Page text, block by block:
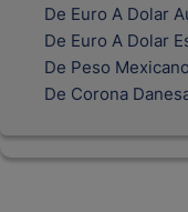
De Euro A Dolar
De Euro A Dolar
De Peso
De Corona